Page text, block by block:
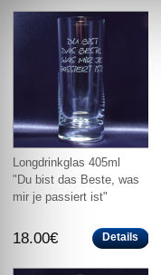
Longdrinkglas 405ml
"Du bist das Beste, was
mir je passiert ist"
18.00€ Details